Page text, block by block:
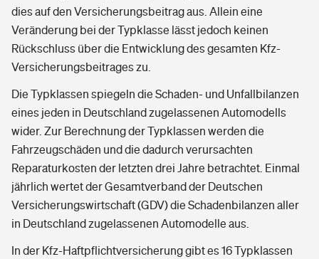
dies auf den Versicherungsbeitrag aus. Allein eine
Veränderung bei der Typklasse lässt jedoch keinen
Rückschluss über die Entwicklung des gesamten Kfz-
Versicherungsbeitrages zu.
Die Typklassen spiegeln die Schaden- und Unfallbilanzen
eines jeden in Deutschland zugelassenen Automodells
wider. Zur Berechnung der Typklassen werden die
Fahrzeugschäden und die dadurch verursachten
Reparaturkosten der letzten drei Jahre betrachtet. Einmal
jährlich wertet der Gesamtverband der Deutschen
Versicherungswirtschaft (GDV) die Schadenbilanzen aller
in Deutschland zugelassenen Automodelle aus.
In der Kfz-Haftpflichtversicherung gibt es 16 Typklassen